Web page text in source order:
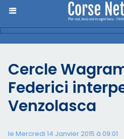
Cercle
Federici
Venzolasca
le Mercredi 14 Janvier 2015 à 09:01